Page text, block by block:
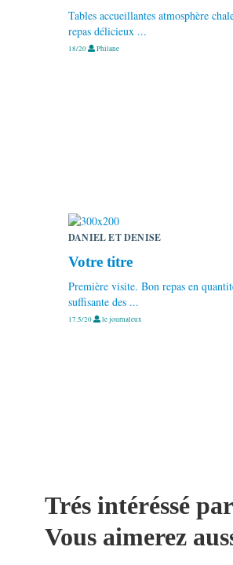
Tables accueillantes atmosphère
repas délicieux ...
18/20 Philane
DANIEL ET DENISE
Votre titre
Première visite. Bon repas en
suffisante des ...
17.5/20 le journaleux
Trés intéréssé
Vous aimerez